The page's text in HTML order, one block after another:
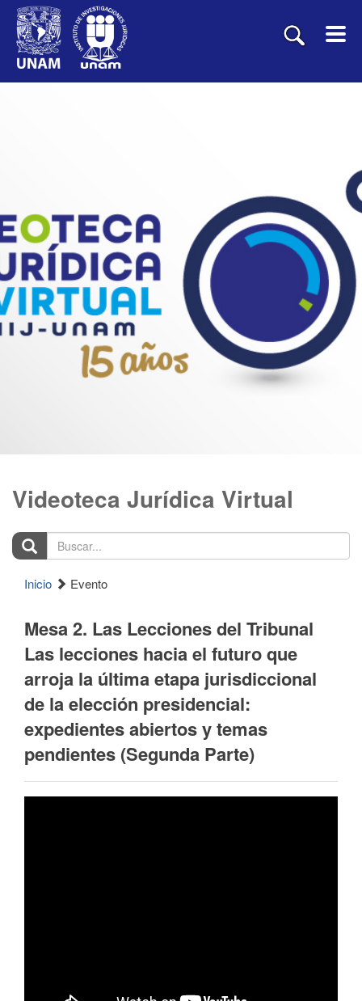
Videoteca Jurídica Virtual
Buscar...
Inicio Evento
Mesa 2. Las Lecciones del Tribunal
Las lecciones hacia el futuro que
arroja la última etapa jurisdiccional
de la elección presidencial:
expedientes abiertos y temas
pendientes (Segunda Parte)